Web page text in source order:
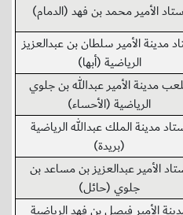
الأمير محمد بن فهد (الدمام)
مدينة الأمير سلطان بن عبدالعزيز
الرياضية (أبها)
مدينة الأمير عبدالله بن جلوي
الرياضية (الأحساء)
مدينة الملك عبدالله الرياضية
(بريدة)
الأمير عبدالعزيز بن مساعد بن
جلوي (حائل)
الأمير فيصل بن فهد الرياضية